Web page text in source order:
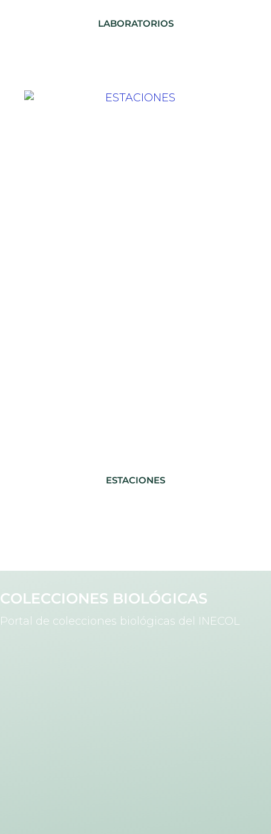
LABORATORIOS
ESTACIONES
COLECCIONES BIOLÓGICAS
Portal de colecciones biológicas del INECOL